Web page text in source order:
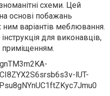
схеми. Цей
основі побажань
варіантів меблювання.
для виконавців,